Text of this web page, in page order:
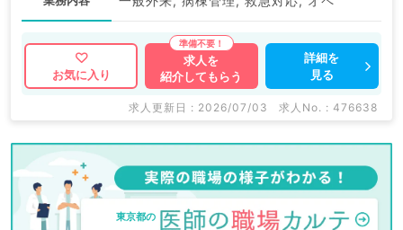
お気に入り
求人を
紹介してもらう
詳細を
見る
求人更新日 : 2026/07/03 求人No. : 476638
東京都の